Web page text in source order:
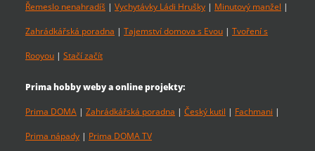
Řemeslo nenahradíš | Vychytávky Ládi Hrušky | Minutový manžel |
Zahrádkářská poradna | Tajemství domova s Evou | Tvoření s
Rooyou | Stačí začít
Prima hobby weby a online projekty:
Prima DOMA | Zahrádkářská poradna | Český kutil | Fachmani |
Prima nápady | Prima DOMA TV